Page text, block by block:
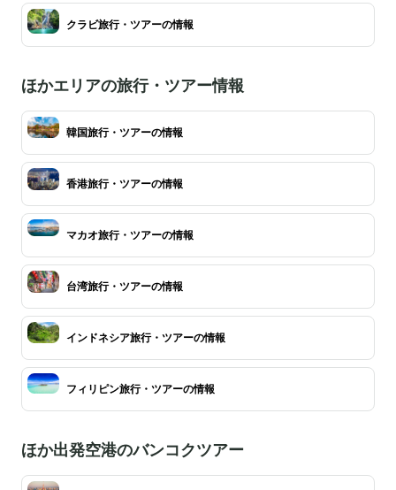
クラビ旅行・ツアーの情報
ほかエリアの旅行・ツアー情報
韓国旅行・ツアーの情報
香港旅行・ツアーの情報
マカオ旅行・ツアーの情報
台湾旅行・ツアーの情報
インドネシア旅行・ツアーの情報
フィリピン旅行・ツアーの情報
ほか出発空港のバンコクツアー